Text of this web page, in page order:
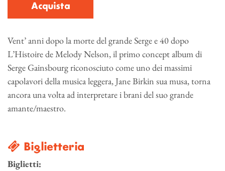
Acquista
Vent’ anni dopo la morte del grande Serge e 40 dopo
L’Histoire de Melody Nelson, il primo concept album di
Serge Gainsbourg riconosciuto come uno dei massimi
capolavori della musica leggera, Jane Birkin sua musa, torna
ancora una volta ad interpretare i brani del suo grande
amante/maestro.
Biglietteria
Biglietti: